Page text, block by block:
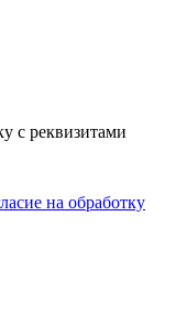
с реквизитами
на обработку